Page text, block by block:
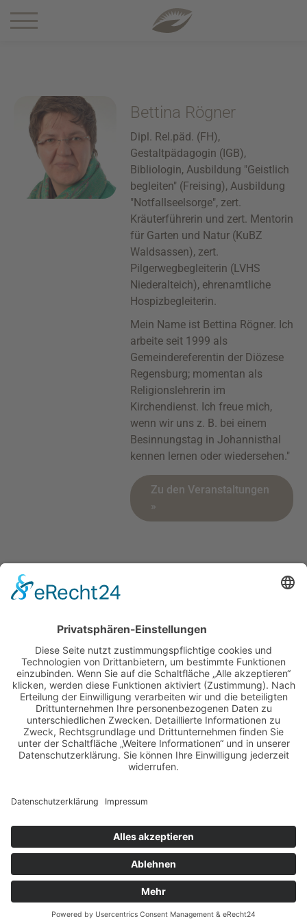
Bettina Rögner
Dipl. Rel.päd. (FH),
Gestaltpädagogin (IGB),
Bibliologin, Ausbildung "Geistlich
begleiten" (Freising), Ausbildung
"Notfallseelsorge", zert.
Kräuterführerin und zert. Mentorin
für Garten und Natur (KuBZ
Waldsassen), zert.
Pilgerwegbegleiterin (LVHS
Niederalteich), ehrenamtliche
Hospizbegleiterin.
Mein Name ist Bettina Rögner. Ich
arbeite seit 1999 als
Gemeindereferentin der Diözese
Regensburg; momentan als
Religionslehrerin im
Kirchendienst. Ich freue mich,
wenn wir uns z. B. bei einem
Besinnungstag in Johannisthal
kennen lernen oder wiedersehen."
Zu den Veranstaltungen
»
Johannisthal 1
D-92670 Windischeschenbach
+49 (0)9681 / 40 01 5-0
+49 (0)9681 / 40 01 5-10
kontakt(at)haus-johannisthal.de
Anfahrt planen
Institutionelles Schutzkonzept
AGB
Datenschutz
Tagen Veranstaltungen Gottesdienste